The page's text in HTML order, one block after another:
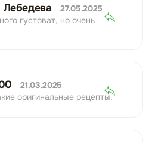
27.05.2025
густоват, но очень
21.03.2025
оригинальные рецепты.